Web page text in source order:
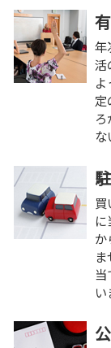
年
活
定
か